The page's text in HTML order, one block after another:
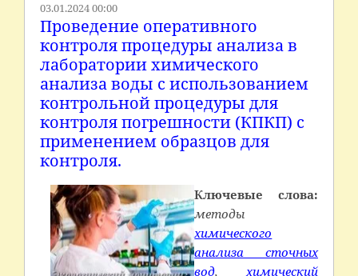
03.01.2024 00:00
Проведение оперативного
контроля процедуры анализа в
лаборатории химического
анализа воды с использованием
контрольной процедуры для
контроля погрешности (КПКП) с
применением образцов для
контроля.
Ключевые слова:
методы
химического
анализа сточных
вод,химический